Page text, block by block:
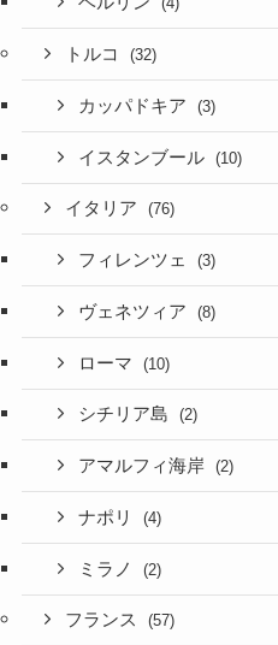
トルコ (32)
カッパドキア (3)
イスタンブール (10)
イタリア (76)
フィレンツェ (3)
ヴェネツィア (8)
ローマ (10)
シチリア島 (2)
アマルフィ海岸 (2)
ナポリ (4)
ミラノ (2)
フランス (57)